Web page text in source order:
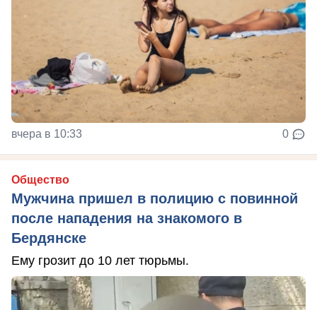
вчера в 10:33 0
Общество
Мужчина пришел в полицию с повинной
после нападения на знакомого в
Бердянске
Ему грозит до 10 лет тюрьмы.